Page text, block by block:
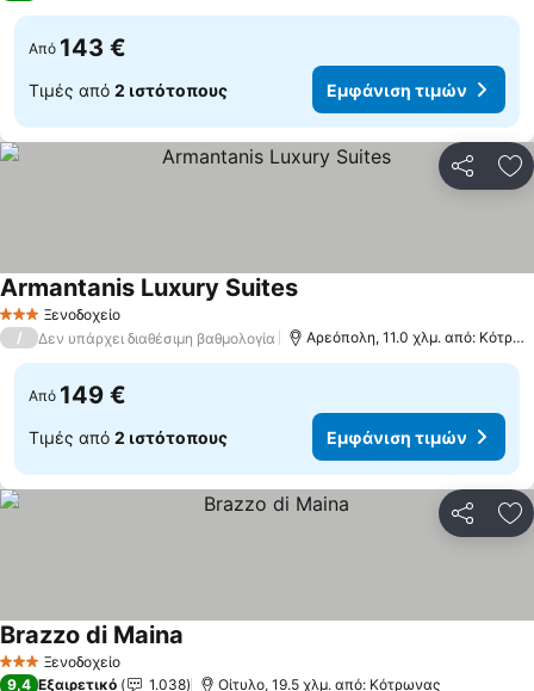
Από 143 €
Τιμές από 2 ιστότοπους Εμφάνιση τιμών
3 ΑστέριαΞενοδοχείο
Armantanis Luxury Suites
/ Δεν υπάρχει διαθέσιμη βαθμολογία Αρεόπολη, 11.0 χλμ. από: Κότρωνας
Από 149 €
Τιμές από 2 ιστότοπους Εμφάνιση τιμών
3 ΑστέριαΞενοδοχείο
Brazzo di Maina
9,4 Εξαιρετικό 1.038 Οίτυλο, 19.5 χλμ. από: Κότρωνας